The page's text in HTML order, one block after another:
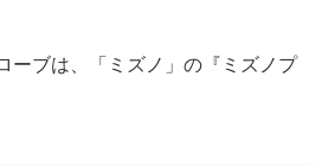
ーブは、「ミズノ」の『ミズノプ